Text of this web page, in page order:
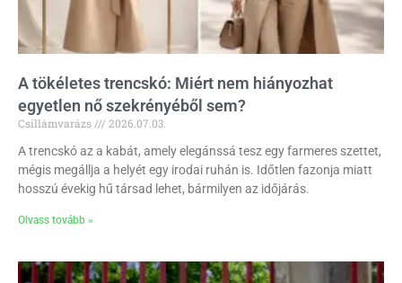
A tökéletes trencskó: Miért nem hiányozhat
egyetlen nő szekrényéből sem?
Csillámvarázs
2026.07.03.
A trencskó az a kabát, amely elegánssá tesz egy farmeres szettet,
mégis megállja a helyét egy irodai ruhán is. Időtlen fazonja miatt
hosszú évekig hű társad lehet, bármilyen az időjárás.
Olvass tovább »